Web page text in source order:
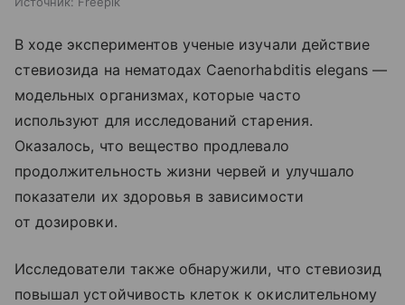
В ходе экспериментов ученые изучали действие
стевиозида на нематодах Caenorhabditis elegans —
модельных организмах, которые часто
используют для исследований старения.
Оказалось, что вещество продлевало
продолжительность жизни червей и улучшало
показатели их здоровья в зависимости
от дозировки.
Исследователи также обнаружили, что стевиозид
повышал устойчивость клеток к окислительному